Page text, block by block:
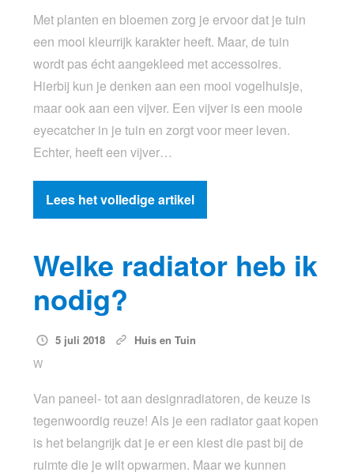
Met planten en bloemen zorg je ervoor dat je tuin
een mooi kleurrijk karakter heeft. Maar, de tuin
wordt pas écht aangekleed met accessoires.
Hierbij kun je denken aan een mooi vogelhuisje,
maar ook aan een vijver. Een vijver is een mooie
eyecatcher in je tuin en zorgt voor meer leven.
Echter, heeft een vijver…
Lees het volledige artikel
Welke radiator heb ik
nodig?
5 juli 2018
Huis en Tuin
W
Van paneel- tot aan designradiatoren, de keuze is
tegenwoordig reuze! Als je een radiator gaat kopen
is het belangrijk dat je er een kiest die past bij de
ruimte die je wilt opwarmen. Maar we kunnen